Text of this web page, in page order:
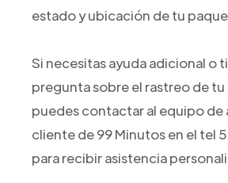
estado y ubicación de tu
Si necesitas ayuda adicional o
pregunta sobre el rastreo de
puedes contactar al equipo de
cliente de 99 Minutos en el tel
para recibir asistencia